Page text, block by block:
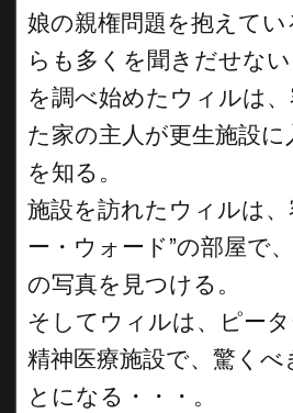
娘の親権問題を抱えて
らも多くを聞きだせな
を調べ始めたウィルは
た家の主人が更生施設に
を知る。
施設を訪れたウィルは、
ー・ウォード”の部屋で
の写真を見つける。
そしてウィルは、ピー
精神医療施設で、驚くべ
とになる・・・。